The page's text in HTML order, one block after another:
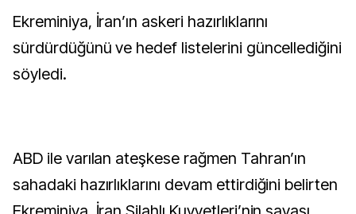
Ekreminiya, İran’ın askeri hazırlıklarını
sürdürdüğünü ve hedef listelerini güncellediğini
söyledi.
ABD ile varılan ateşkese rağmen Tahran’ın
sahadaki hazırlıklarını devam ettirdiğini belirten